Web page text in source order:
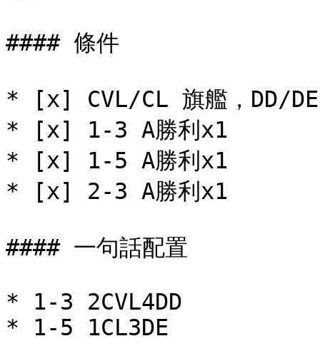
#### 條件
* [x] CVL/CL 旗艦，DD/
* [x] 1-3 A勝利x1
* [x] 1-5 A勝利x1
* [x] 2-3 A勝利x1
#### 一句話配置
* 1-3 2CVL4DD
* 1-5 1CL3DE